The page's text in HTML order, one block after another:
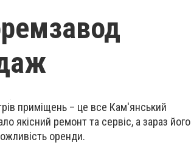
приміщень – це все Кам'янський
якісний ремонт та сервіс, а зараз його
оренди.